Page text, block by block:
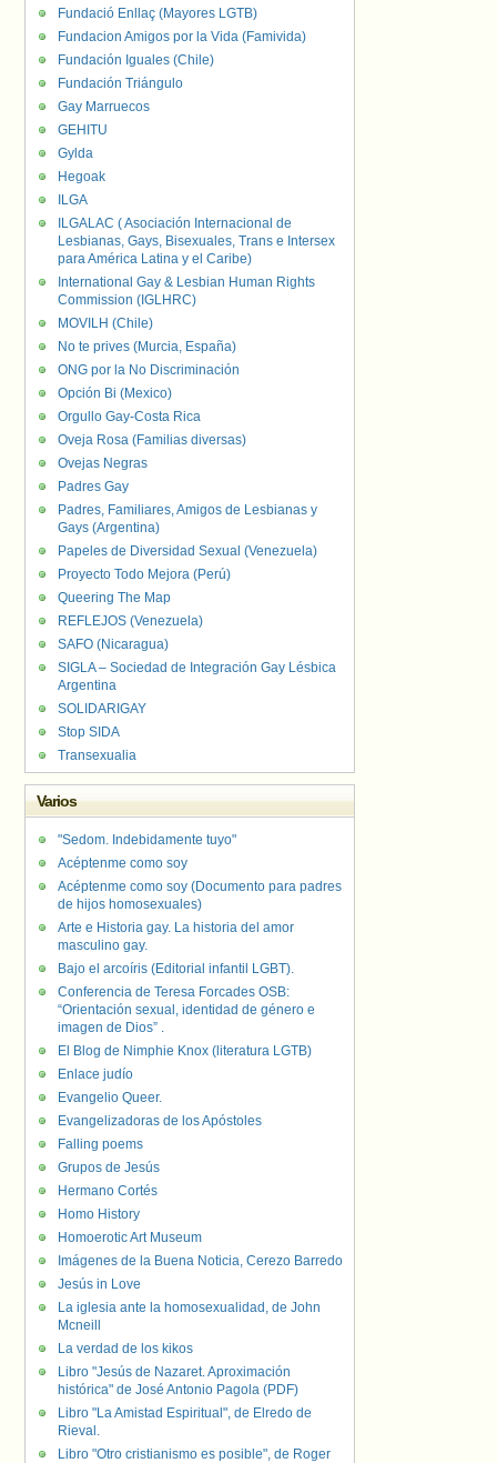
Fundació Enllaç (Mayores LGTB)
Fundacion Amigos por la Vida (Famivida)
Fundación Iguales (Chile)
Fundación Triángulo
Gay Marruecos
GEHITU
Gylda
Hegoak
ILGA
ILGALAC ( Asociación Internacional de
Lesbianas, Gays, Bisexuales, Trans e Intersex
para América Latina y el Caribe)
International Gay & Lesbian Human Rights
Commission (IGLHRC)
MOVILH (Chile)
No te prives (Murcia, España)
ONG por la No Discriminación
Opción Bi (Mexico)
Orgullo Gay-Costa Rica
Oveja Rosa (Familias diversas)
Ovejas Negras
Padres Gay
Padres, Familiares, Amigos de Lesbianas y
Gays (Argentina)
Papeles de Diversidad Sexual (Venezuela)
Proyecto Todo Mejora (Perú)
Queering The Map
REFLEJOS (Venezuela)
SAFO (Nicaragua)
SIGLA – Sociedad de Integración Gay Lésbica
Argentina
SOLIDARIGAY
Stop SIDA
Transexualia
Varios
"Sedom. Indebidamente tuyo"
Acéptenme como soy
Acéptenme como soy (Documento para padres
de hijos homosexuales)
Arte e Historia gay. La historia del amor
masculino gay.
Bajo el arcoíris (Editorial infantil LGBT).
Conferencia de Teresa Forcades OSB:
“Orientación sexual, identidad de género e
imagen de Dios” .
El Blog de Nimphie Knox (literatura LGTB)
Enlace judío
Evangelio Queer.
Evangelizadoras de los Apóstoles
Falling poems
Grupos de Jesús
Hermano Cortés
Homo History
Homoerotic Art Museum
Imágenes de la Buena Noticia, Cerezo Barredo
Jesús in Love
La iglesia ante la homosexualidad, de John
Mcneill
La verdad de los kikos
Libro "Jesús de Nazaret. Aproximación
histórica" de José Antonio Pagola (PDF)
Libro "La Amistad Espiritual", de Elredo de
Rieval.
Libro "Otro cristianismo es posible", de Roger